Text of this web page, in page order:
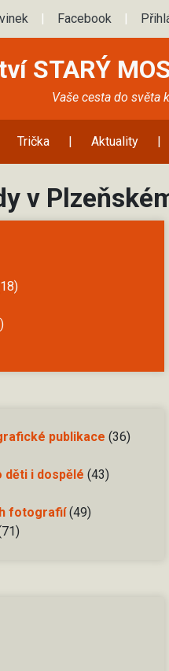
| Facebook |
STARÝ
Vaše cesta do světa
Trička | Aktuality |
v
publikace (36)
děti i dospělé (43)
fotografií(49)